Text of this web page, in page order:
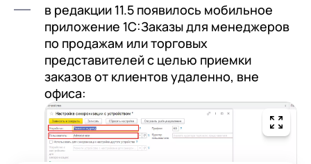
в редакции 11.5 появилось мобильное
приложение 1С:Заказы для менеджеров
по продажам или торговых
представителей с целью приемки
заказов от клиентов удаленно, вне
офиса: